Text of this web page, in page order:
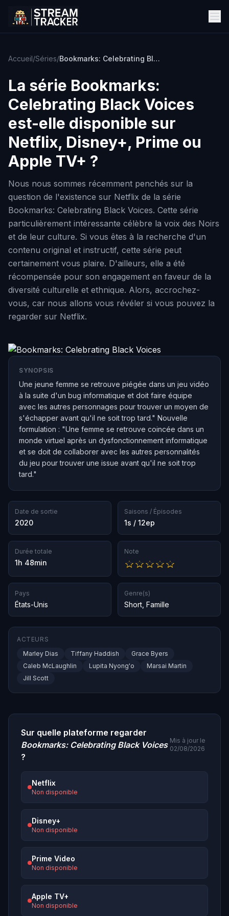
Accueil/Séries/ Bookmarks: Celebrating Black Voices
La série Bookmarks:
Celebrating Black Voices
est-elle disponible sur
Netflix, Disney+, Prime ou
Apple TV+ ?
Nous nous sommes récemment penchés sur la
question de l'existence sur Netflix de la série
Bookmarks: Celebrating Black Voices. Cette série
particulièrement intéressante célèbre la voix des Noirs
et de leur culture. Si vous êtes à la recherche d'un
contenu original et instructif, cette série peut
certainement vous plaire. D'ailleurs, elle a été
récompensée pour son engagement en faveur de la
diversité culturelle et ethnique. Alors, accrochez-
vous, car nous allons vous révéler si vous pouvez la
regarder sur Netflix.
SYNOPSIS
Une jeune femme se retrouve piégée dans un jeu vidéo
à la suite d'un bug informatique et doit faire équipe
avec les autres personnages pour trouver un moyen de
s'échapper avant qu'il ne soit trop tard." Nouvelle
formulation : "Une femme se retrouve coincée dans un
monde virtuel après un dysfonctionnement informatique
et se doit de collaborer avec les autres personnalités
du jeu pour trouver une issue avant qu'il ne soit trop
tard."
Date de sortie
2020
Saisons / Épisodes
1s / 12ep
Durée totale
1h 48min
Note
Pays
États-Unis
Genre(s)
Short Famille
ACTEURS
Marley Dias
Tiffany Haddish
Grace Byers
Caleb McLaughlin
Lupita Nyong'o
Marsai Martin
Jill Scott
Sur quelle plateforme regarder
Bookmarks: Celebrating Black Voices
?
Mis à jour le
02/08/2026
Netflix
Non disponible
Disney+
Non disponible
Prime Video
Non disponible
Apple TV+
Non disponible